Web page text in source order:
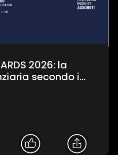
2026: la
secondo i
5 stars
4 stars
3 stars
stars